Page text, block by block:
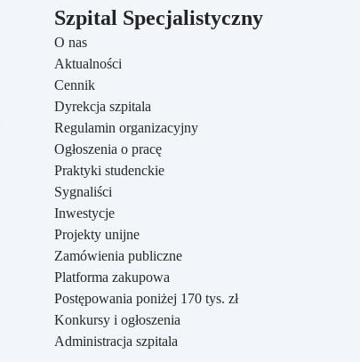
Szpital Specjalistyczny
O nas
Aktualności
Cennik
Dyrekcja szpitala
Regulamin organizacyjny
Ogłoszenia o pracę
Praktyki studenckie
Sygnaliści
Inwestycje
Projekty unijne
Zamówienia publiczne
Platforma zakupowa
Postępowania poniżej 170 tys. zł
Konkursy i ogłoszenia
Administracja szpitala